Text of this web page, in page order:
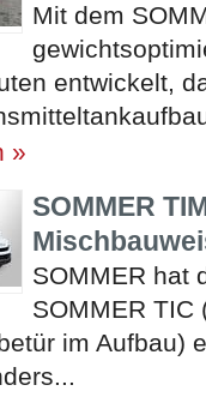
Mit dem
entwickelt,
»
SOMMER
SOMMER hat
SOMMER TIC
im Aufbau)